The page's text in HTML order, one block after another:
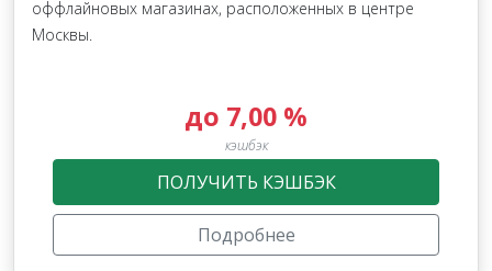
оффлайновых магазинах, расположенных в центре
Москвы.
до 7,00 %
кэшбэк
ПОЛУЧИТЬ КЭШБЭК
Подробнее